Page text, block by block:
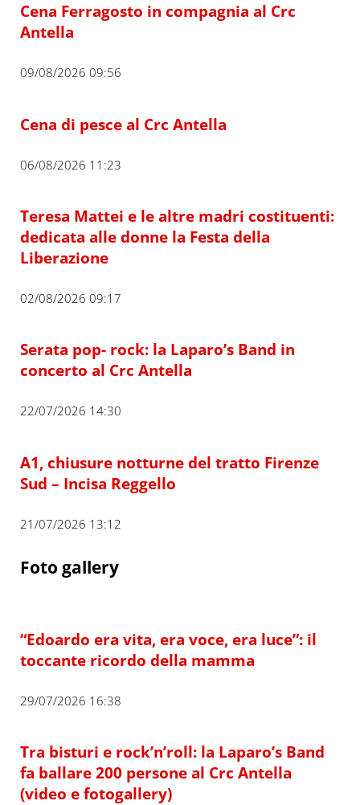
Cena Ferragosto in compagnia al Crc
Antella
09/08/2026 09:56
Cena di pesce al Crc Antella
06/08/2026 11:23
Teresa Mattei e le altre madri costituenti:
dedicata alle donne la Festa della
Liberazione
02/08/2026 09:17
Serata pop- rock: la Laparo’s Band in
concerto al Crc Antella
22/07/2026 14:30
A1, chiusure notturne del tratto Firenze
Sud – Incisa Reggello
21/07/2026 13:12
Foto gallery
“Edoardo era vita, era voce, era luce”: il
toccante ricordo della mamma
29/07/2026 16:38
Tra bisturi e rock’n’roll: la Laparo’s Band
fa ballare 200 persone al Crc Antella
(video e fotogallery)